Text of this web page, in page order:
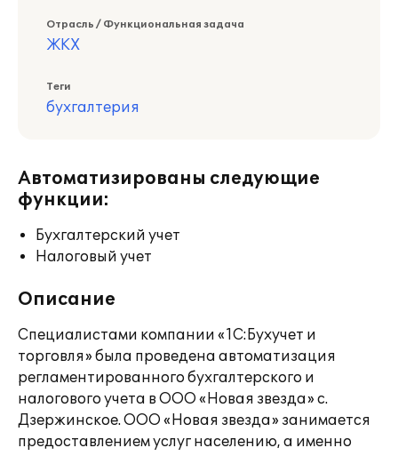
Отрасль / Функциональная задача
ЖКХ
Теги
бухгалтерия
Автоматизированы следующие
функции:
Бухгалтерский учет
Налоговый учет
Описание
Специалистами компании «1С:Бухучет и
торговля» была проведена автоматизация
регламентированного бухгалтерского и
налогового учета в ООО «Новая звезда» с.
Дзержинское. ООО «Новая звезда» занимается
предоставлением услуг населению, а именно